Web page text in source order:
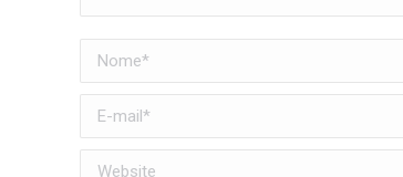
Nome *
E-mail *
Website